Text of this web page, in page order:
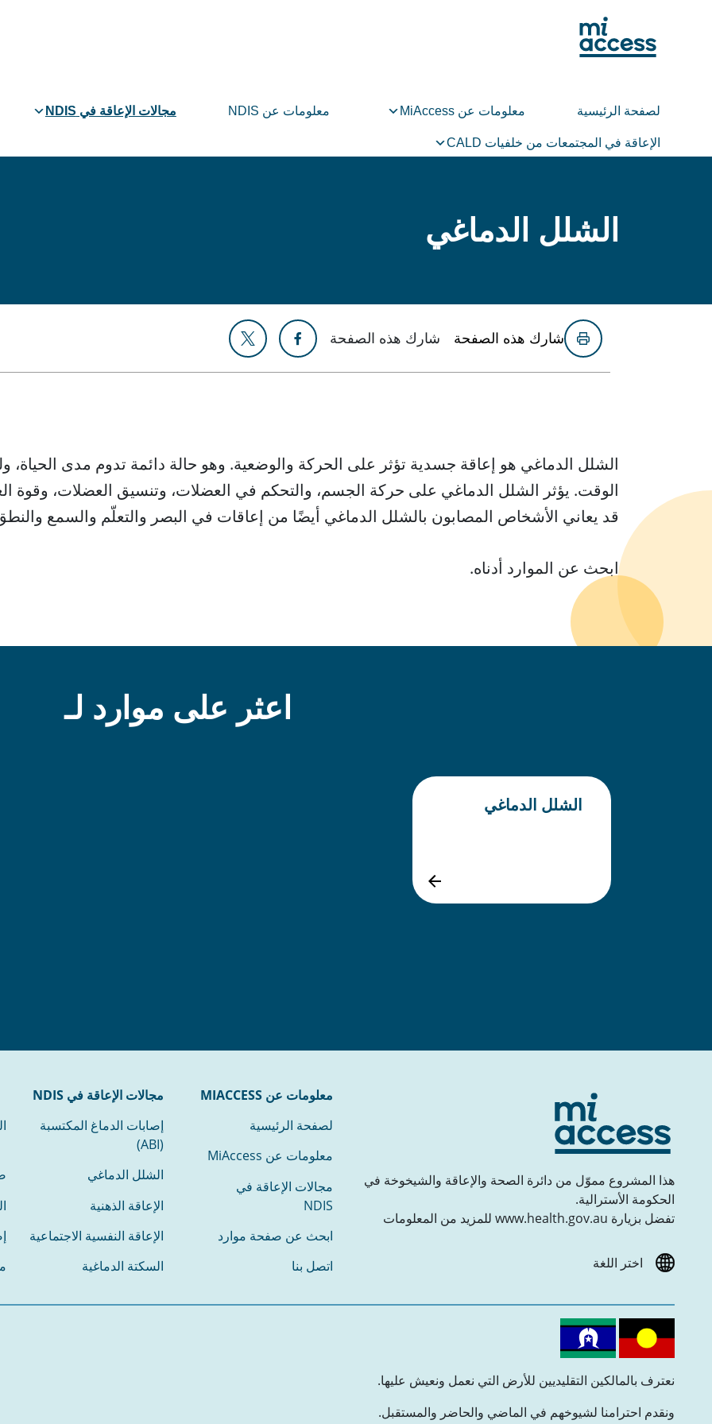
لصفحة الرئيسية معلومات عن MiAccess معلومات عن NDIS مجالات الإعاقة في NDIS
الإعاقة في المجتمعات من خلفيات CALD
الشلل الدماغي
شارك هذه الصفحة شارك هذه الصفحة
الشلل الدماغي هو إعاقة جسدية تؤثر على الحركة والوضعية. وهو حالة دائمة تدوم مدى الحياة،
الوقت. يؤثر الشلل الدماغي على حركة الجسم، والتحكم في العضلات، وتنسيق العضلات، وقوة
قد يعاني الأشخاص المصابون بالشلل الدماغي أيضًا من إعاقات في البصر والتعلّم والسمع
ابحث عن الموارد أدناه.
اعثر على موارد لـ
الشلل الدماغي
هذا المشروع مموّل من دائرة الصحة والإعاقة والشيخوخة في
الحكومة الأسترالية.
تفضل بزيارة www.health.gov.au للمزيد من المعلومات
اختر اللغة
معلومات عن MIACCESS
لصفحة الرئيسية
معلومات عن MiAccess
مجالات الإعاقة في
NDIS
ابحث عن صفحة موارد
اتصل بنا
مجالات الإعاقة في NDIS
إصابات الدماغ المكتسبة
(ABI)
الشلل الدماغي
الإعاقة الذهنية
الإعاقة النفسية الاجتماعية
السكتة الدماغية
نعترف بالمالكين التقليديين للأرض التي نعمل ونعيش عليها.
ونقدم احترامنا لشيوخهم في الماضي والحاضر والمستقبل.